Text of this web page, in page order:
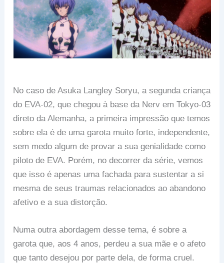
No caso de Asuka Langley Soryu, a segunda criança
do EVA-02, que chegou à base da Nerv em Tokyo-03
direto da Alemanha, a primeira impressão que temos
sobre ela é de uma garota muito forte, independente,
sem medo algum de provar a sua genialidade como
piloto de EVA. Porém, no decorrer da série, vemos
que isso é apenas uma fachada para sustentar a si
mesma de seus traumas relacionados ao abandono
afetivo e a sua distorção.
Numa outra abordagem desse tema, é sobre a
garota que, aos 4 anos, perdeu a sua mãe e o afeto
que tanto desejou por parte dela, de forma cruel.